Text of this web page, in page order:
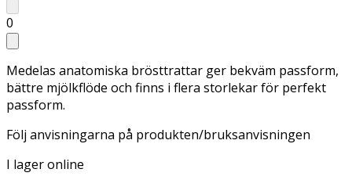
0
Medelas anatomiska brösttrattar ger bekväm passform,
bättre mjölkflöde och finns i flera storlekar för perfekt
passform.
Följ anvisningarna på produkten/bruksanvisningen
I lager online